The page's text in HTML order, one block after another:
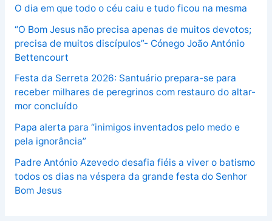
O dia em que todo o céu caiu e tudo ficou na mesma
“O Bom Jesus não precisa apenas de muitos devotos;
precisa de muitos discípulos”- Cónego João António
Bettencourt
Festa da Serreta 2026: Santuário prepara-se para
receber milhares de peregrinos com restauro do altar-
mor concluído
Papa alerta para “inimigos inventados pelo medo e
pela ignorância”
Padre António Azevedo desafia fiéis a viver o batismo
todos os dias na véspera da grande festa do Senhor
Bom Jesus